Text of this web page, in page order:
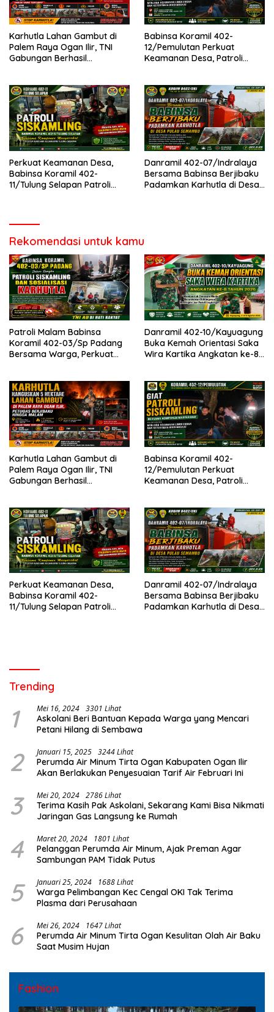
Karhutla Lahan Gambut di
Palem Raya Ogan Ilir, TNI
Gabungan Berhasil
Babinsa Koramil 402-
12/Pemulutan Perkuat
Keamanan Desa, Patroli
Karhutla
Perkuat Keamanan Desa,
Babinsa Koramil 402-
11/Tulung Selapan Patroli
Danramil 402-07/Indralaya
Bersama Babinsa Berjibaku
Padamkan Karhutla di Desa
Rekomendasi untuk kamu
Patroli Malam Babinsa
Koramil 402-03/Sp Padang
Bersama Warga, Perkuat
Danramil 402-10/Kayuagung
Buka Kemah Orientasi Saka
Wira Kartika Angkatan ke-8
Karhutla Lahan Gambut di
Palem Raya Ogan Ilir, TNI
Gabungan Berhasil
Babinsa Koramil 402-
12/Pemulutan Perkuat
Keamanan Desa, Patroli
Karhutla
Perkuat Keamanan Desa,
Babinsa Koramil 402-
11/Tulung Selapan Patroli
Danramil 402-07/Indralaya
Bersama Babinsa Berjibaku
Padamkan Karhutla di Desa
Trending
1 Mei 16, 2024 3301 Lihat
Askolani Beri Bantuan Kepada Warga yang Mencari
Petani Hilang di Sembawa
2 Januari 15, 2025 3244 Lihat
Perumda Air Minum Tirta Ogan Kabupaten Ogan Ilir
Akan Berlakukan Penyesuaian Tarif Air Februari Ini
3 Mei 20, 2024 2786 Lihat
Terima Kasih Pak Askolani, Sekarang Kami Bisa Nikmati
Jaringan Gas Langsung ke Rumah
4 Maret 20, 2024 1801 Lihat
Pelanggan Perumda Air Minum, Ajak Preman Agar
Sambungan PAM Tidak Putus
5 Januari 25, 2024 1688 Lihat
Warga Pelimbangan Kec Cengal OKI Tak Terima
Plasma dari Perusahaan
6 Mei 26, 2024 1647 Lihat
Perumda Air Minum Tirta Ogan Kesulitan Olah Air Baku
Saat Musim Hujan
Fashion